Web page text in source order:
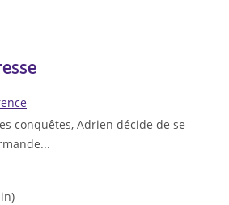
conquêtes, Adrien décide de se